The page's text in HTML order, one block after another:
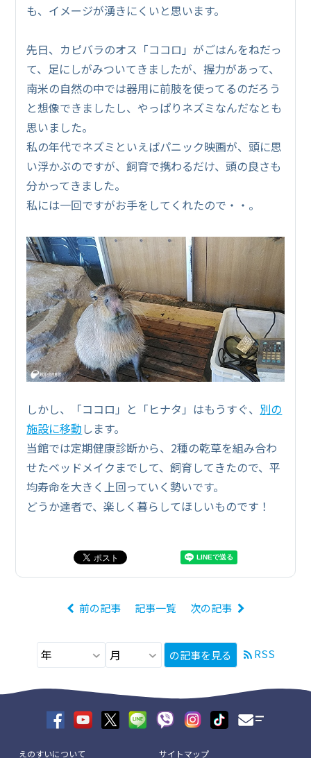
も、イメージが湧きにくいと思います。
先日、カピバラのオス「ココロ」がごはんをねだっ
て、足にしがみついてきましたが、握力があって、
南米の自然の中では器用に前肢を使ってるのだろう
と想像できましたし、やっぱりネズミなんだなとも
思いました。
私の年代でネズミといえばパニック映画が、頭に思
い浮かぶのですが、飼育で携わるだけ、頭の良さも
分かってきました。
私には一回ですがお手をしてくれたので・・。
しかし、「ココロ」と「ヒナタ」はもうすぐ、 別の
施設に移動 します。
当館では定期健康診断から、2種の乾草を組み合わ
せたベッドメイクまでして、飼育してきたので、平
均寿命を大きく上回っていく勢いです。
どうか達者で、楽しく暮らしてほしいものです！
前の記事 記事一覧 次の記事
の記事を見る RSS
えのすいについて サイトマップ